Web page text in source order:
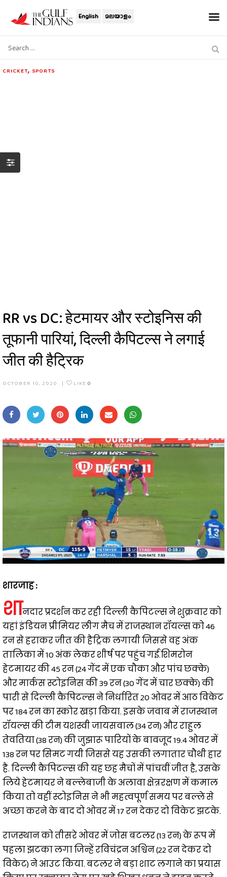
English മലയാളം
CRICKET, SPORTS
RR vs DC: हेटमायर और स्‍टोइनिस की
तूफानी पारियां, दिल्ली कैपिटल्स ने लगाई
जीत की हैट्रिक
OCTOBER 10, 2020 | LIKE 0
शारजाह :
शानदार प्रदर्शन कर रही दिल्ली कैपिटल्स ने शुक्रवार को
यहां इंडियन प्रीमियर लीग मैच में राजस्थान रॉयल्स को 46
रन से हराकर जीत की हैट्रिक लगायी जिससे वह अंक
तालिका में 10 अंक लेकर शीर्ष पर पहुंच गई.शिमरोन
हेटमायर की 45 रन (24 गेंद में एक चौका और पांच छक्के)
और मार्कस स्टोइनिस की 39 रन (30 गेंद में चार छक्के) की
पारी से दिल्ली कैपिटल्स ने निर्धारित 20 ओवर में आठ विकेट
पर 184 रन का स्कोर खड़ा किया. इसके जवाब में राजस्थान
रॉयल्स की टीम यशस्वी जायसवाल (34 रन) और राहुल
तेवतिया (38 रन) की जुझारू पारियों के बावजूद 19.4 ओवर में
138 रन पर सिमट गयी जिससे यह उसकी लगातार चौथी हार
है. दिल्ली कैपिटल्स की यह छह मैचों में पांचवीं जीत है, उसके
लिये हेटमायर ने बल्लेबाजी के अलावा क्षेत्ररक्षण में कमाल
किया तो वहीं स्टोइनिस ने भी महत्वपूर्ण समय पर बल्ले से
अच्छा करने के बाद दो ओवर में 17 रन देकर दो विकेट झटके.
राजस्थान को तीसरे ओवर में जोस बटलर (13 रन) के रूप में
पहला झटका लगा जिन्हें रविचंद्रन अश्विन (22 रन देकर दो
विकेट) ने आउट किया. बटलर ने बड़ा शाट लगाने का प्रयास